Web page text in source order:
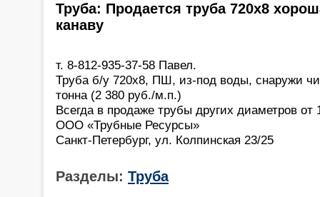
Труба: Продается труба 720х8
канаву
т. 8-812-935-37-58 Павел.
Труба б/у 720х8, ПШ, из-под воды, снаружи
тонна (2 380 руб./м.п.)
Всегда в продаже трубы других диаметров
ООО «Трубные Ресурсы»
Санкт-Петербург, ул. Колпинская 23/25
Разделы: Труба